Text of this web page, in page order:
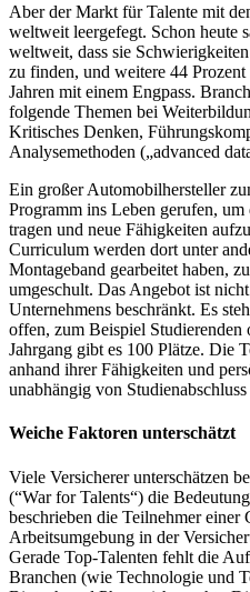
Aber der Markt für Talente mit
weltweit leergefegt. Schon heute
weltweit, dass sie
zu finden, und weitere 44
Jahren mit einem Engpass.
folgende Themen bei
Kritisches Denken,
Analysemethoden („advanced
Ein großer Automobilhersteller
Programm ins Leben gerufen,
tragen und neue Fähigkeiten
Curriculum werden dort unter
Montageband gearbeitet haben,
umgeschult. Das Angebot ist
Unternehmens beschränkt. Es
offen, zum Beispiel Studierenden
Jahrgang gibt es 100 Plätze. Die
anhand ihrer Fähigkeiten und
unabhängig von
Weiche Faktoren unterschätzt
Viele Versicherer unterschätzen
(“War for Talents“) die
beschrieben die Teilnehmer
Arbeitsumgebung in der
Gerade Top-Talenten fehlt die
Branchen (wie Technologie und